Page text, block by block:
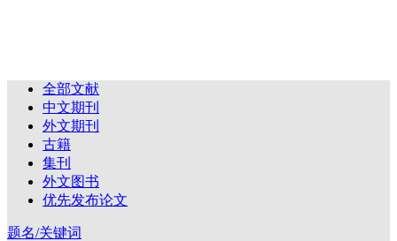
全部文献
中文期刊
外文期刊
古籍
集刊
外文图书
优先发布论文
题名/关键词